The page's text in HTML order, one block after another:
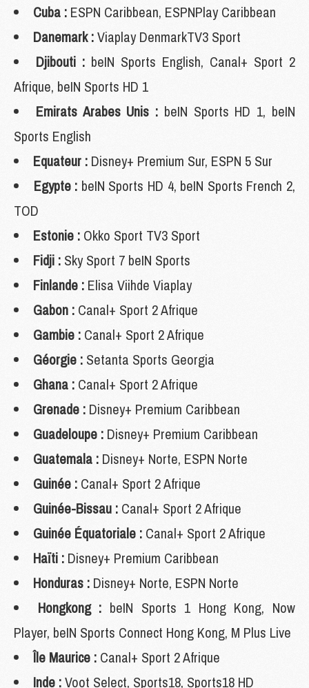
Cuba : ESPN Caribbean, ESPNPlay Caribbean
Danemark :Viaplay DenmarkTV3 Sport
Djibouti : beIN Sports English, Canal+ Sport 2
Afrique, beIN Sports HD 1
Emirats Arabes Unis : beIN Sports HD 1, beIN
Sports English
Equateur : Disney+ Premium Sur, ESPN 5 Sur
Egypte : beIN Sports HD 4, beIN Sports French 2,
TOD
Estonie : Okko Sport TV3 Sport
Fidji : Sky Sport 7 beIN Sports
Finlande : Elisa Viihde Viaplay
Gabon : Canal+ Sport 2 Afrique
Gambie : Canal+ Sport 2 Afrique
Géorgie : Setanta Sports Georgia
Ghana : Canal+ Sport 2 Afrique
Grenade : Disney+ Premium Caribbean
Guadeloupe : Disney+ Premium Caribbean
Guatemala : Disney+ Norte, ESPN Norte
Guinée : Canal+ Sport 2 Afrique
Guinée-Bissau : Canal+ Sport 2 Afrique
Guinée Équatoriale : Canal+ Sport 2 Afrique
Haïti : Disney+ Premium Caribbean
Honduras : Disney+ Norte, ESPN Norte
Hongkong : beIN Sports 1 Hong Kong, Now
Player, beIN Sports Connect Hong Kong, M Plus Live
Île Maurice : Canal+ Sport 2 Afrique
Inde :Voot Select, Sports18, Sports18 HD